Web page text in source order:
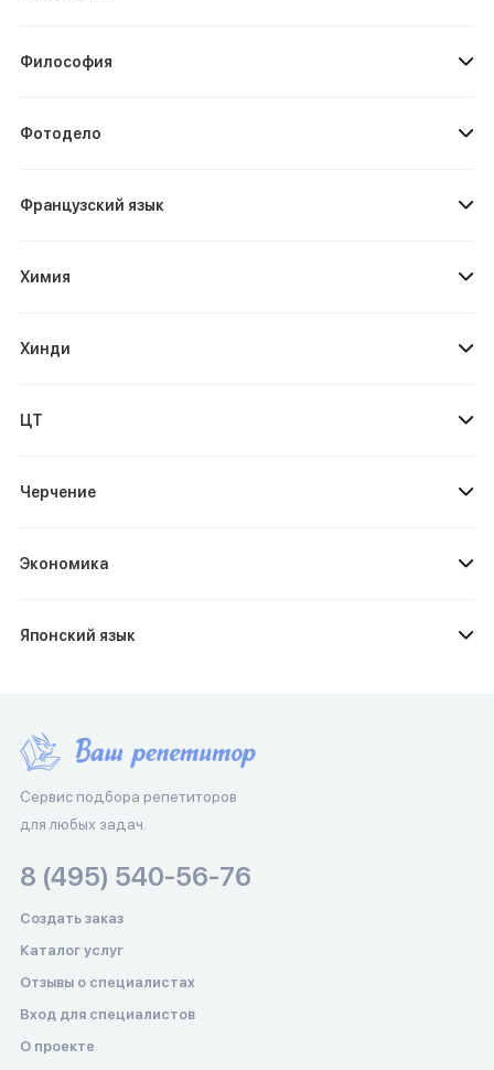
Философия
Фотодело
Французский язык
Химия
Хинди
ЦТ
Черчение
Экономика
Японский язык
Сервис подбора репетиторов
для любых задач.
Создать заказ
Каталог услуг
Отзывы о специалистах
Вход для специалистов
О проекте
8 (495) 540-56-76